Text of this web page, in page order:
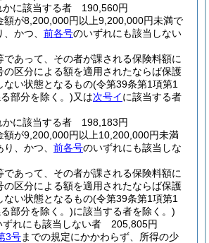
かに該当する者 190,560円
額が8,200,000円以上9,200,000円未満で
かつ、 前各号のいずれにも該当しない
であって、その者が課される保険料額に
の区分による額を適用されたならば保護
ない状態となるもの(令第39条第1項第1
部分を除く。)又は次号イに該当する者
かに該当する者 198,183円
額が9,200,000円以上10,200,000円未満
、かつ、 前各号のいずれにも該当しな
であって、その者が課される保険料額に
の区分による額を適用されたならば保護
ない状態となるもの(令第39条第1項第1
部分を除く。)に該当する者を除く。)
ずれにも該当しない者 205,805円
3号までの規定にかかわらず、所得の少